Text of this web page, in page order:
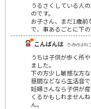
うるさくしている人
のです。
お子さん、まだ1歳前
で、事あるごとに下
こんばんは ろみmam
うちは子供が歩く所
ました。
下の方少し敏感な方
昼間などなら生活音
妊婦さんなら子供が
くるかもしれません
ん。